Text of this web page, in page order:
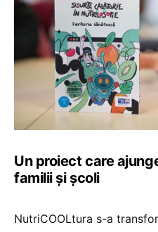
Un proiect care
familii și școli
NutriCOOLtura s-a